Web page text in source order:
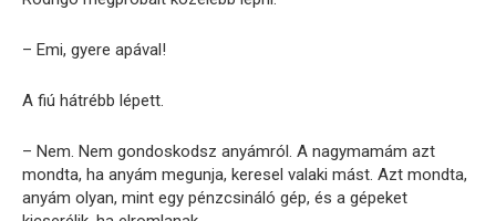
– Emi, gyere apával!
A fiú hátrébb lépett.
– Nem. Nem gondoskodsz anyámról. A nagymamám azt
mondta, ha anyám megunja, keresel valaki mást. Azt mondta,
anyám olyan, mint egy pénzcsináló gép, és a gépeket